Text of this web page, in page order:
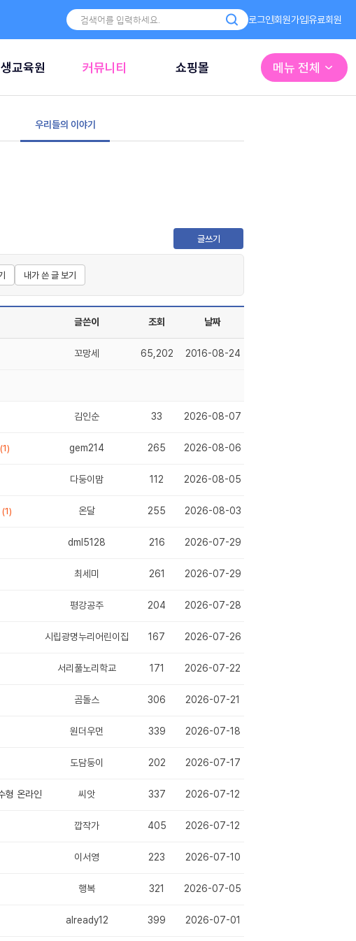
로그인회원가입유료회원
교육원 커뮤니티 쇼핑몰 메뉴 전체
우리들의 이야기
글쓰기
내가 쓴 글 보기
글쓴이 조회 날짜
꼬망세 65,202 2016-08-24
김인순 33 2026-08-07
(1) gem214 265 2026-08-06
다둥이맘 112 2026-08-05
(1) 온달 255 2026-08-03
dml5128 216 2026-07-29
최세미 261 2026-07-29
평강공주 204 2026-07-28
시립광명누리어린이집 167 2026-07-26
서리풀노리학교 171 2026-07-22
곰돌스 306 2026-07-21
원더우먼 339 2026-07-18
도담둥이 202 2026-07-17
형 온라인 중재 프로그램 ♡
씨앗 337 2026-07-12
깝작가 405 2026-07-12
이서영 223 2026-07-10
행복 321 2026-07-05
already12 399 2026-07-01